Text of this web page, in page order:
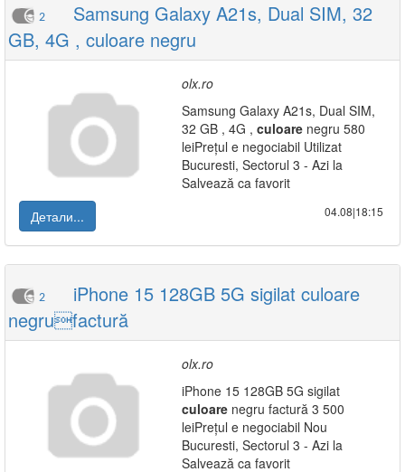
2
Samsung Galaxy A21s, Dual SIM, 32
GB, 4G , culoare negru
olx.ro
Samsung Galaxy A21s, Dual SIM,
32 GB , 4G , culoare negru 580
leiPrețul e negociabil Utilizat
Bucuresti, Sectorul 3 - Azi la
Salvează ca favorit
Детали...
04.08|18:15
2
iPhone 15 128GB 5G sigilat culoare
negrufactură
olx.ro
iPhone 15 128GB 5G sigilat
culoare negru factură 3 500
leiPrețul e negociabil Nou
Bucuresti, Sectorul 3 - Azi la
Salvează ca favorit